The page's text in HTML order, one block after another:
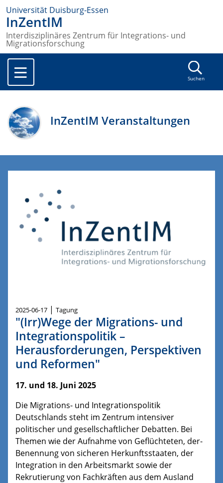
Universität Duisburg-Essen
InZentIM
Interdisziplinäres Zentrum für Integrations- und
Migrationsforschung
Suchen
InZentIM Veranstaltungen
2025-06-17 | Tagung
"(Irr)Wege der Migrations- und
Integrationspolitik –
Herausforderungen, Perspektiven
und Reformen"
17. und 18. Juni 2025
Die Migrations- und Integrationspolitik
Deutschlands steht im Zentrum intensiver
politischer und gesellschaftlicher Debatten. Bei
Themen wie der Aufnahme von Geflüchteten, der-
Benennung von sicheren Herkunftsstaaten, der
Integration in den Arbeitsmarkt sowie der
Rekrutierung von Fachkräften aus dem Ausland